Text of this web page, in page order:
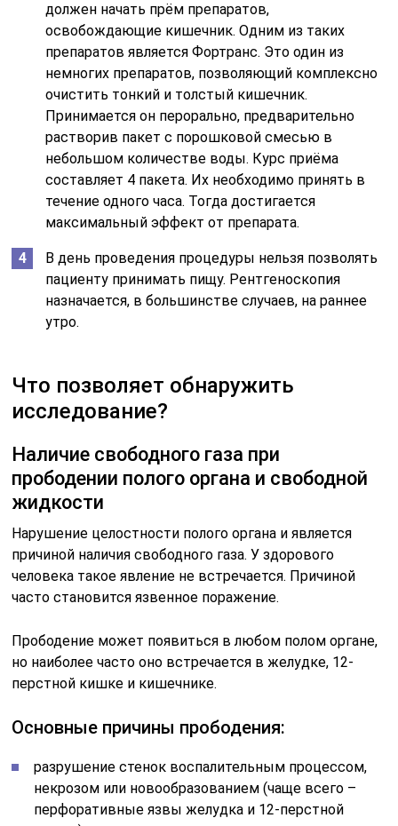
должен начать прём препаратов,
освобождающие кишечник. Одним из таких
препаратов является Фортранс. Это один из
немногих препаратов, позволяющий комплексно
очистить тонкий и толстый кишечник.
Принимается он перорально, предварительно
растворив пакет с порошковой смесью в
небольшом количестве воды. Курс приёма
составляет 4 пакета. Их необходимо принять в
течение одного часа. Тогда достигается
максимальный эффект от препарата.
В день проведения процедуры нельзя позволять
пациенту принимать пищу. Рентгеноскопия
назначается, в большинстве случаев, на раннее
утро.
Что позволяет обнаружить
исследование?
Наличие свободного газа при
прободении полого органа и свободной
жидкости
Нарушение целостности полого органа и является
причиной наличия свободного газа. У здорового
человека такое явление не встречается. Причиной
часто становится язвенное поражение.
Прободение может появиться в любом полом органе,
но наиболее часто оно встречается в желудке, 12-
перстной кишке и кишечнике.
Основные причины прободения:
разрушение стенок воспалительным процессом,
некрозом или новообразованием (чаще всего –
перфоративные язвы желудка и 12-перстной